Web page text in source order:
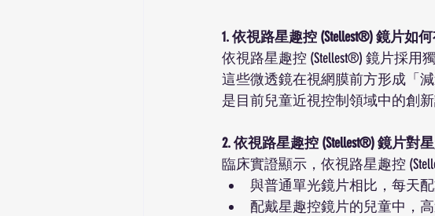
1. 依視路星趣控 (Stellest®) 鏡片如
依視路星趣控 (Stellest®) 鏡片採用
這些微透鏡在視網膜前方形成「
是目前兒童近視控制領域中的創新
2. 依視路星趣控 (Stellest®) 鏡片
臨床實證顯示，依視路星趣控
與普通單光鏡片相比，每天
配戴星趣控鏡片的兒童中，